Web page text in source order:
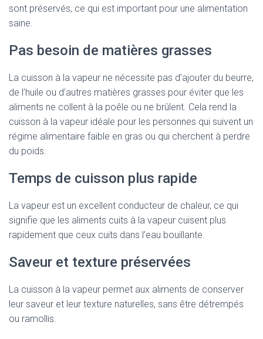
sont préservés, ce qui est important pour une alimentation
saine.
Pas besoin de matières grasses
La cuisson à la vapeur ne nécessite pas d’ajouter du beurre,
de l’huile ou d’autres matières grasses pour éviter que les
aliments ne collent à la poêle ou ne brûlent. Cela rend la
cuisson à la vapeur idéale pour les personnes qui suivent un
régime alimentaire faible en gras ou qui cherchent à perdre
du poids.
Temps de cuisson plus rapide
La vapeur est un excellent conducteur de chaleur, ce qui
signifie que les aliments cuits à la vapeur cuisent plus
rapidement que ceux cuits dans l’eau bouillante.
Saveur et texture préservées
La cuisson à la vapeur permet aux aliments de conserver
leur saveur et leur texture naturelles, sans être détrempés
ou ramollis.